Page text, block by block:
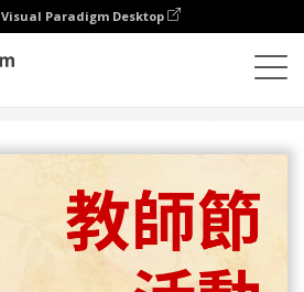
Visual Paradigm Desktop